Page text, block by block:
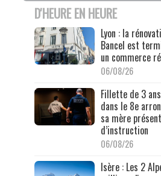
D'HEURE EN HEURE
Lyon : la
Bancel est
un commerce
06/08/26
Fillette de 3
dans le 8e
sa mère
d’instruction
06/08/26
Isère : Les 2